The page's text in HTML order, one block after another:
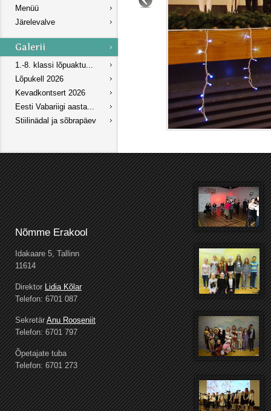
Menüü
Järelevalve
1.-8. klassi lõpuaktu...
Lõpukell 2026
Kevadkontsert 2026
Eesti Vabariigi aasta...
Stiilinädal ja sõbrapäev
Nõmme Erakool
Idakaare 5, Tallinn
11614
DirektorLidia Kõlar
Telefon: 6701 087
SekretärAnu Rooseniit
Telefon: 6701 797
Õpetajate tuba
Telefon: 6701 273